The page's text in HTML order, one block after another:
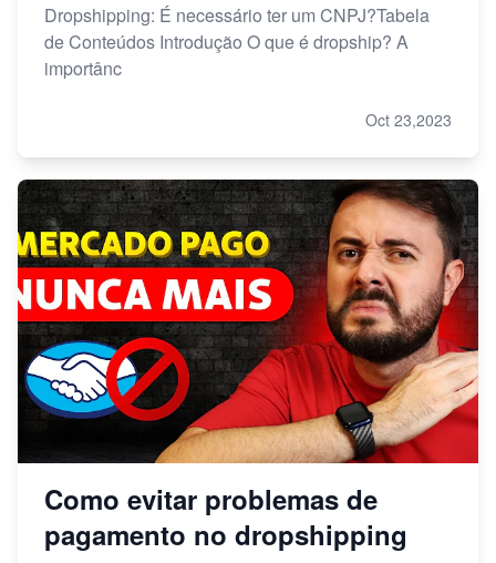
Dropshipping: É necessário ter um CNPJ?Tabela
de Conteúdos Introdução O que é dropship? A
importânc
Oct 23,2023
Como evitar problemas de
pagamento no dropshipping